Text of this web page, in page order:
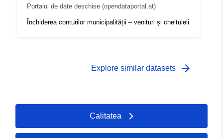
Portalul de date deschise (opendataportal.at)
Închiderea conturilor municipalității – venituri și cheltuieli
Explore similar datasets arrow_forward
Calitatea